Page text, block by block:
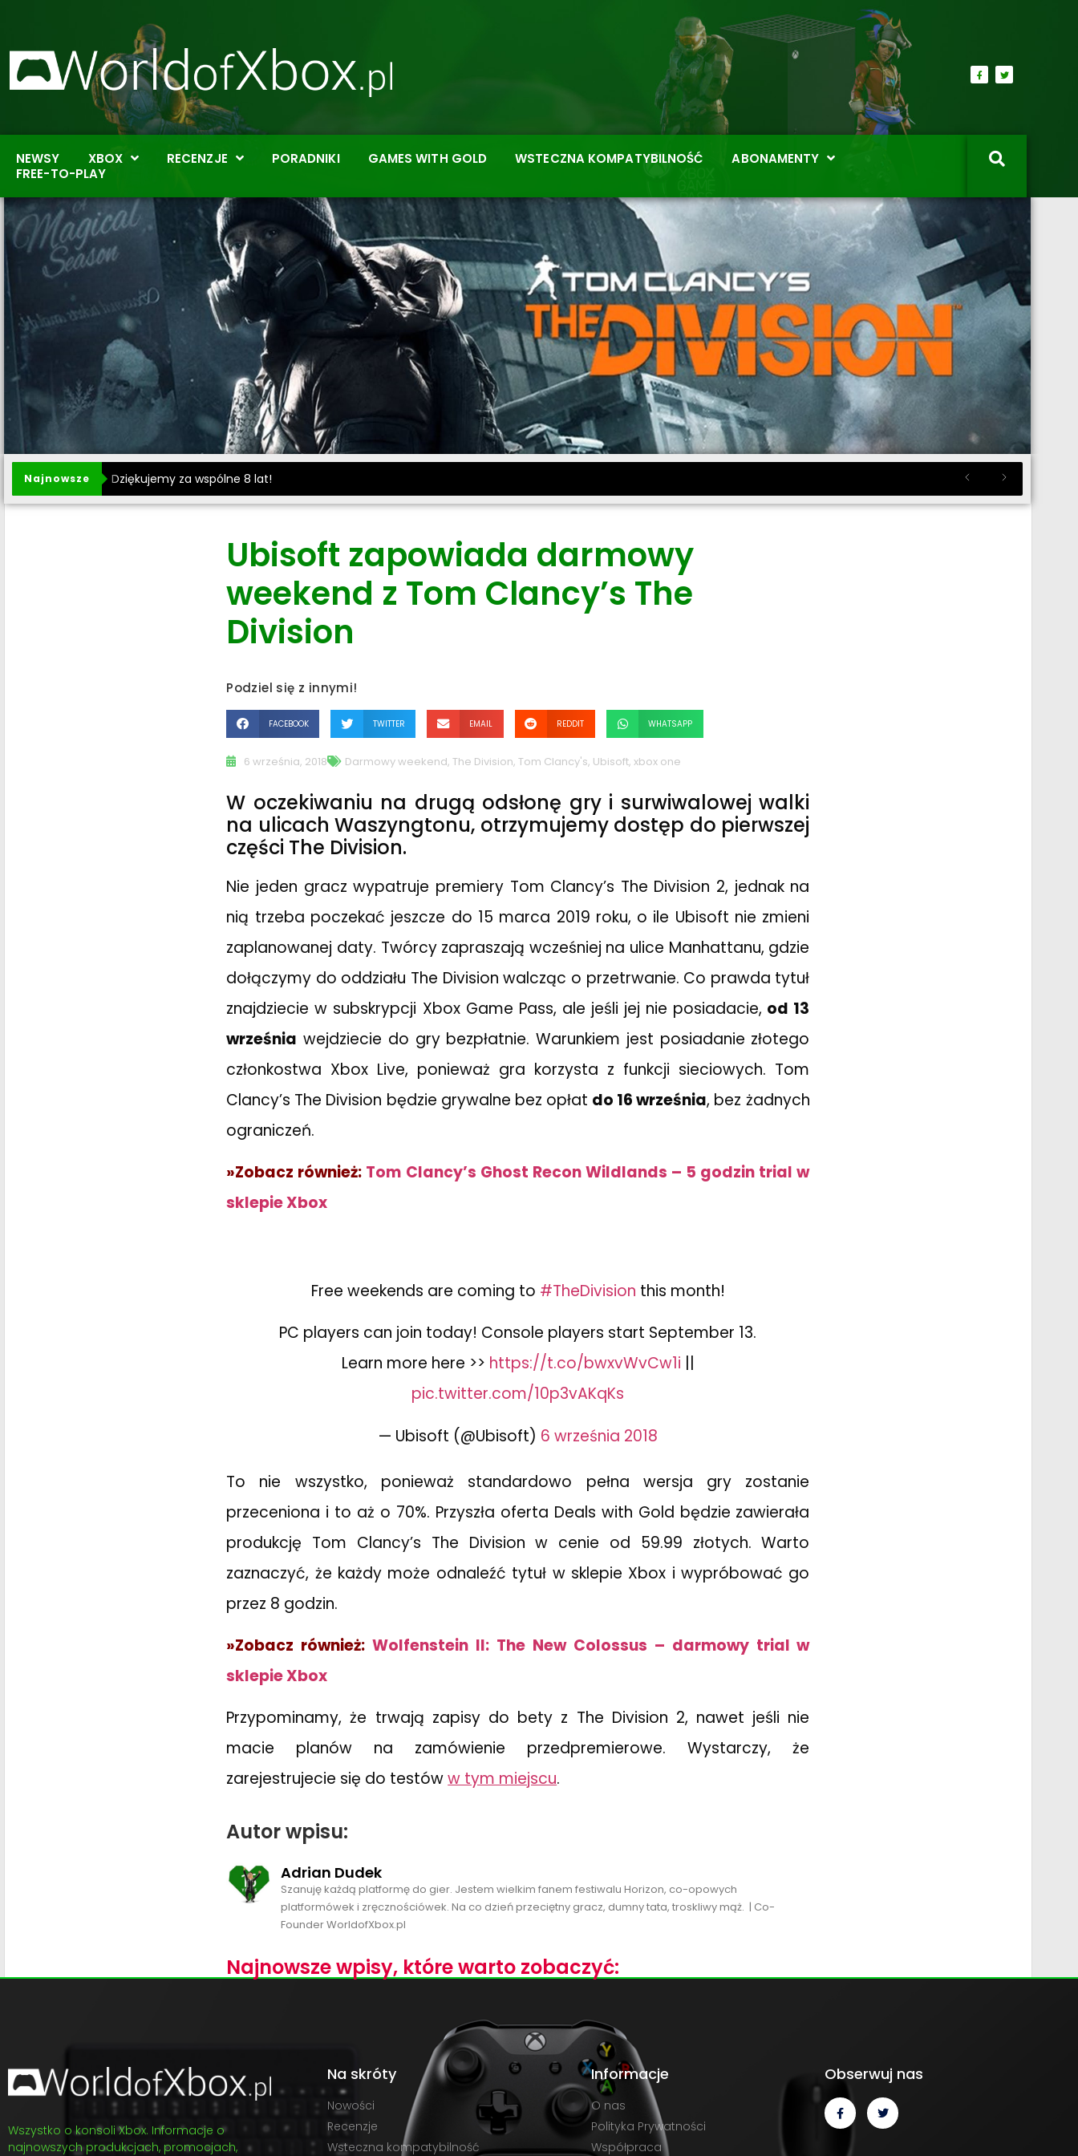
NEWSY XBOX RECENZJE PORADNIKI GAMES WITH GOLD WSTECZNA KOMPATYBILNOŚĆ
ABONAMENTY
FREE-TO-PLAY
Najnowsze Dziękujemy za wspólne 8 lat!
Ubisoft zapowiada darmowy
weekend z Tom Clancy’s The
Division
Podziel się z innymi!
FACEBOOK TWITTER EMAIL REDDIT WHATSAPP
6 września, 2018 Darmowy weekend,The Division,Tom Clancy's, Ubisoft,xbox one
W oczekiwaniu na drugą odsłonę gry i surwiwalowej walki
na ulicach Waszyngtonu, otrzymujemy dostęp do pierwszej
części The Division.
Nie jeden gracz wypatruje premiery Tom Clancy’s The Division 2, jednak na
nią trzeba poczekać jeszcze do 15 marca 2019 roku, o ile Ubisoft nie zmieni
zaplanowanej daty. Twórcy zapraszają wcześniej na ulice Manhattanu, gdzie
dołączymy do oddziału The Division walcząc o przetrwanie. Co prawda tytuł
znajdziecie w subskrypcji Xbox Game Pass, ale jeśli jej nie posiadacie, od 13
września wejdziecie do gry bezpłatnie. Warunkiem jest posiadanie złotego
członkostwa Xbox Live, ponieważ gra korzysta z funkcji sieciowych. Tom
Clancy’s The Division będzie grywalne bez opłat do 16 września, bez żadnych
ograniczeń.
»Zobacz również: Tom Clancy’s Ghost Recon Wildlands – 5 godzin trial w
sklepie Xbox
Free weekends are coming to #TheDivision this month!
PC players can join today! Console players start September 13.
Learn more here >> https://t.co/bwxvWvCw1i
pic.twitter.com/10p3vAKqKs
— Ubisoft (@Ubisoft) 6 września 2018
To nie wszystko, ponieważ standardowo pełna wersja gry zostanie
przeceniona i to aż o 70%. Przyszła oferta Deals with Gold będzie zawierała
produkcję Tom Clancy’s The Division w cenie od 59.99 złotych. Warto
zaznaczyć, że każdy może odnaleźć tytuł w sklepie Xbox i wypróbować go
przez 8 godzin.
»Zobacz również:Wolfenstein II: The New Colossus – darmowy trial w
sklepie Xbox
Przypominamy, że trwają zapisy do bety z The Division 2, nawet jeśli nie
macie planów na zamówienie przedpremierowe. Wystarczy, że
zarejestrujecie się do testóww tym miejscu.
Autor wpisu:
Adrian Dudek
Szanuję każdą platformę do gier. Jestem wielkim fanem festiwalu Horizon, co-opowych
platformówek i zręcznościówek. Na co dzień przeciętny gracz, dumny tata, troskliwy mąż. | Co-
Founder WorldofXbox.pl
Najnowsze wpisy, które warto zobaczyć:
Wszystko o konsoli Xbox. Informacje o
najnowszych produkcjach, promocjach,
Na skróty
Nowości
Recenzje
Wsteczna kompatybilność
Informacje
O nas
Polityka Prywatności
Współpraca
Obserwuj nas